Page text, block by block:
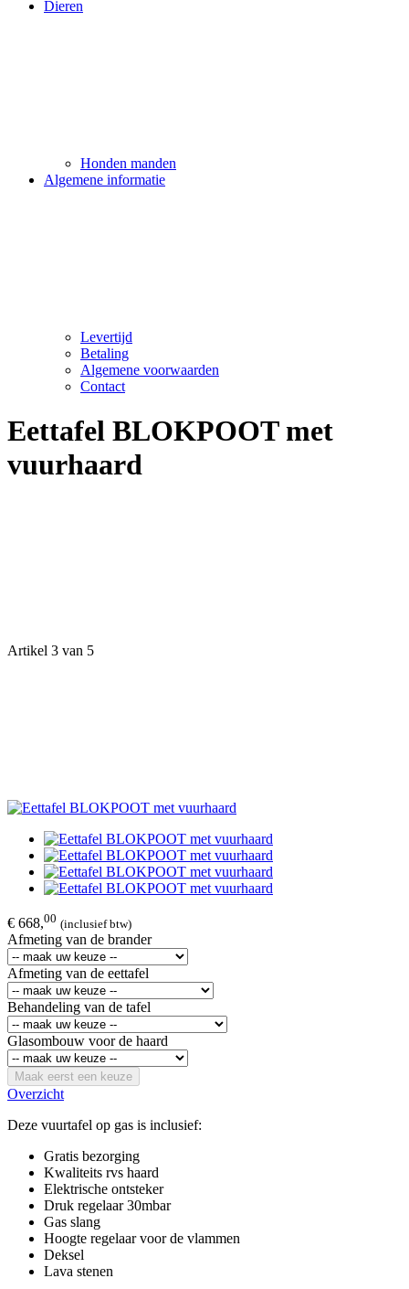
Dieren
Honden manden
Algemene informatie
Levertijd
Betaling
Algemene voorwaarden
Contact
Eettafel BLOKPOOT met
vuurhaard
Artikel 3 van 5
€ 668,00 (inclusief btw)
Afmeting van de brander
Afmeting van de eettafel
Behandeling van de tafel
Glasombouw voor de haard
Maak eerst een keuze
Overzicht
Deze vuurtafel op gas is inclusief:
Gratis bezorging
Kwaliteits rvs haard
Elektrische ontsteker
Druk regelaar 30mbar
Gas slang
Hoogte regelaar voor de vlammen
Deksel
Lava stenen